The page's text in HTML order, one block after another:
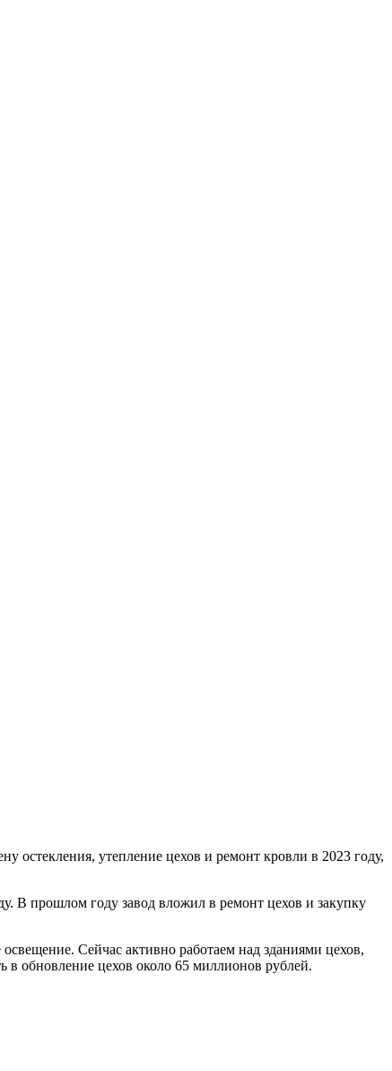
остекления, утепление цехов и ремонт кровли в 2023 году,
В прошлом году завод вложил в ремонт цехов и закупку
Сейчас активно работаем над зданиями цехов,
в обновление цехов около 65 миллионов рублей.